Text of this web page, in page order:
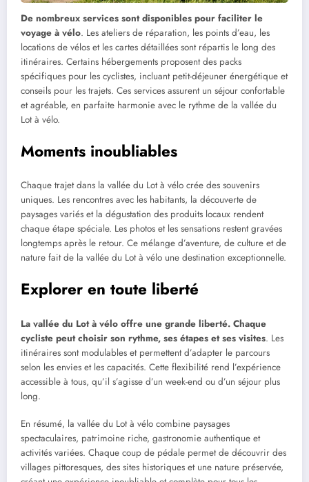
De nombreux services sont disponibles pour faciliter le
voyage à vélo. Les ateliers de réparation, les points d’eau, les
locations de vélos et les cartes détaillées sont répartis le long des
itinéraires. Certains hébergements proposent des packs
spécifiques pour les cyclistes, incluant petit-déjeuner énergétique et
conseils pour les trajets. Ces services assurent un séjour confortable
et agréable, en parfaite harmonie avec le rythme de la vallée du
Lot à vélo.
Moments inoubliables
Chaque trajet dans la vallée du Lot à vélo crée des souvenirs
uniques. Les rencontres avec les habitants, la découverte de
paysages variés et la dégustation des produits locaux rendent
chaque étape spéciale. Les photos et les sensations restent gravées
longtemps après le retour. Ce mélange d’aventure, de culture et de
nature fait de la vallée du Lot à vélo une destination exceptionnelle.
Explorer en toute liberté
La vallée du Lot à vélo offre une grande liberté. Chaque
cycliste peut choisir son rythme, ses étapes et ses visites. Les
itinéraires sont modulables et permettent d’adapter le parcours
selon les envies et les capacités. Cette flexibilité rend l’expérience
accessible à tous, qu’il s’agisse d’un week-end ou d’un séjour plus
long.
En résumé, la vallée du Lot à vélo combine paysages
spectaculaires, patrimoine riche, gastronomie authentique et
activités variées. Chaque coup de pédale permet de découvrir des
villages pittoresques, des sites historiques et une nature préservée,